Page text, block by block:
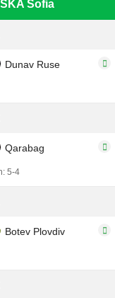
Sofia
Dunav Ruse
Qarabag
5-4
Botev Plovdiv